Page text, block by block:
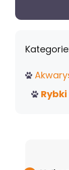
Rybki